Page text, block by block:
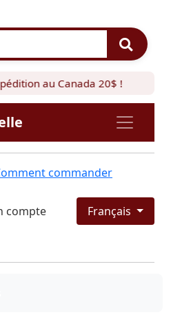
au Canada 20$ !
commander
compte
Français